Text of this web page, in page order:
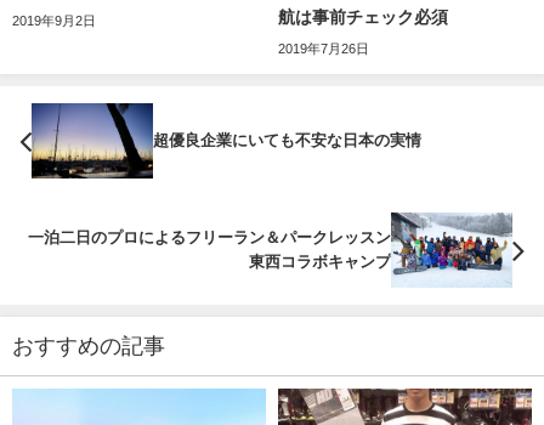
2019年9月2日
航は事前チェック必須
2019年7月26日
超優良企業にいても不安な日本の実情
一泊二日のプロによるフリーラン＆パークレッスン
東西コラボキャンプ
おすすめの記事